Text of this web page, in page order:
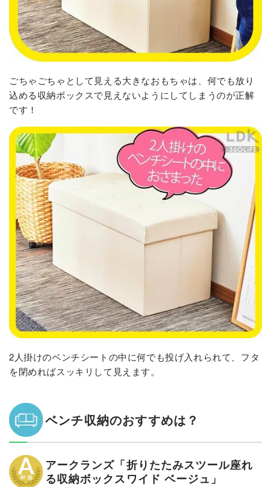
ごちゃごちゃとして見える大きなおもちゃは、何でも放り
込める収納ボックスで見えないようにしてしまうのが正解
です！
2人掛けのベンチシートの中に何でも投げ入れられて、フタ
を閉めればスッキリして見えます。
ベンチ収納のおすすめは？
アークランズ「折りたたみスツール座れ
る収納ボックスワイド ベージュ」